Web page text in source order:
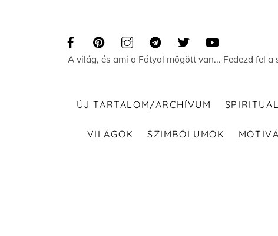
A világ, és ami a Fátyol mögött van... Fedezd fel
ÚJ TARTALOM/ARCHÍVUM
VILÁGOK SZIMBÓLUMOK